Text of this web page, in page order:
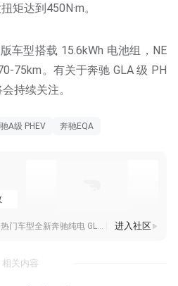
矩达到450N·m。
车型搭载 15.6kWh 电池组，NE
75km。有关于奔驰 GLA 级 PH
持续关注。
A级 PHEV 奔驰EQA
进入社区
相关内容